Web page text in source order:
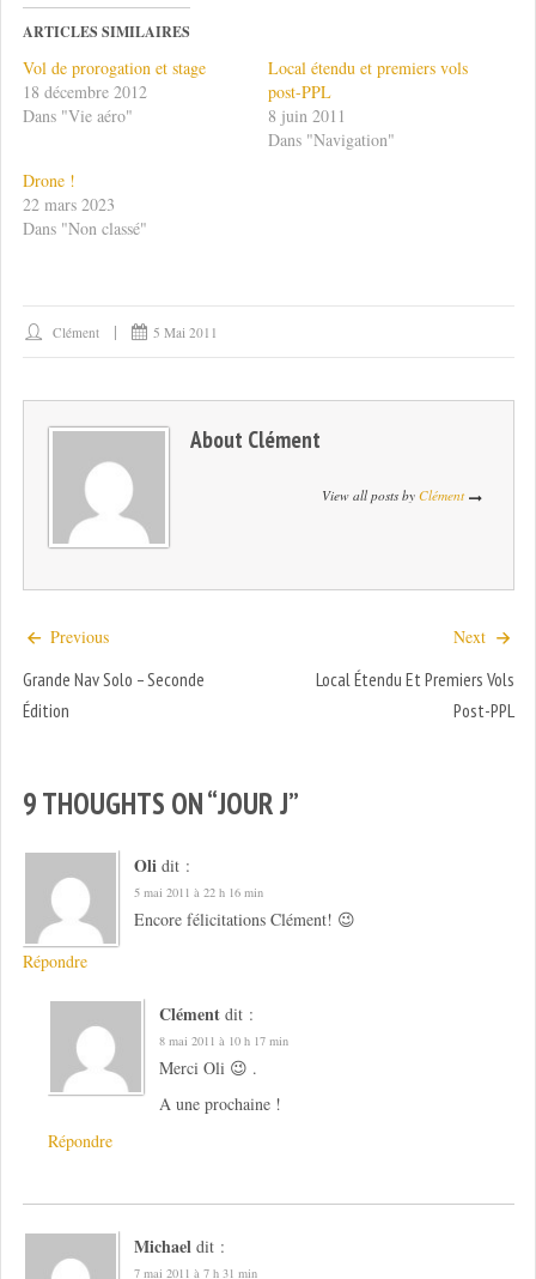
ARTICLES SIMILAIRES
Vol de prorogation et stage
18 décembre 2012
Dans "Vie aéro"
Local étendu et premiers vols
post-PPL
8 juin 2011
Dans "Navigation"
Drone !
22 mars 2023
Dans "Non classé"
Clément 5 Mai 2011
About Clément
View all posts by Clément
Previous
Grande Nav Solo – Seconde
Édition
Next
Local Étendu Et Premiers Vols
Post-PPL
9 THOUGHTS ON “JOUR J”
Oli dit :
5 mai 2011 à 22 h 16 min
Encore félicitations Clément! 😉
Répondre
Clément dit :
8 mai 2011 à 10 h 17 min
Merci Oli 😉 .
A une prochaine !
Répondre
Michael dit :
7 mai 2011 à 7 h 31 min